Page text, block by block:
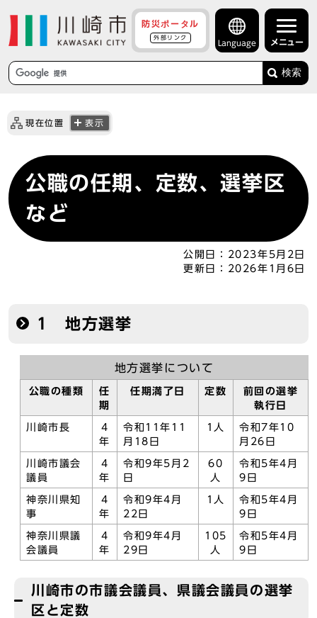
防災ポータル
外部リンク
Language メニュー
検索
現在位置 表示
公職の任期、定数、選挙区
など
公開日：
2023年5月2日
更新日：
2026年1月6日
1 地方選挙
地方選挙について
公職の種類
任
期
任期満了日 定数
前回の選挙
執行日
川崎市長
4
年
令和11年11
月18日
1人
令和7年10
月26日
川崎市議会
議員
4
年
令和9年5月2
日
60
人
令和5年4月
9日
神奈川県知
事
4
年
令和9年4月
22日
1人
令和5年4月
9日
神奈川県議
会議員
4
年
令和9年4月
29日
105
人
令和5年4月
9日
川崎市の市議会議員、県議会議員の選挙
区と定数